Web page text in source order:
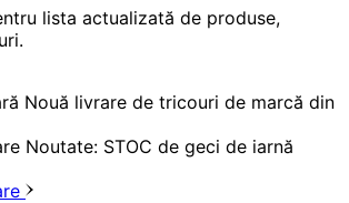
lista actualizată de produse,
Nouă livrare de tricouri de marcă din
Noutate: STOC de geci de iarnă